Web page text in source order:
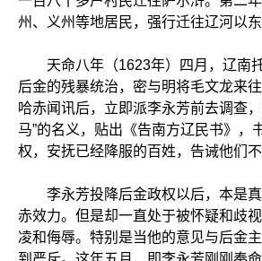
州、义州等地居民，强行迁往辽河以东
天命八年（1623年）四月，辽南
后金的残暴统治，密与明将毛文龙来
哈赤闻讯后，立即派李永芳前去调查
马”的名义，贴出《告南方辽民书》，
权，安抚已经降服的百姓，告诫他们不
李永芳投降后金政权以后，本是真
赤效力。但是却一直处于被怀疑和歧
凌和侮辱。特别是当他的意见与后金